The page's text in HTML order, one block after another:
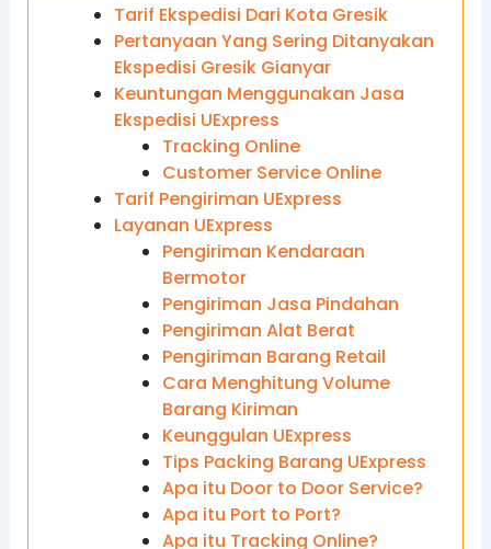
Tarif Ekspedisi Dari Kota Gresik
Pertanyaan Yang Sering Ditanyakan
Ekspedisi Gresik Gianyar
Keuntungan Menggunakan Jasa
Ekspedisi UExpress
Tracking Online
Customer Service Online
Tarif Pengiriman UExpress
Layanan UExpress
Pengiriman Kendaraan
Bermotor
Pengiriman Jasa Pindahan
Pengiriman Alat Berat
Pengiriman Barang Retail
Cara Menghitung Volume
Barang Kiriman
Keunggulan UExpress
Tips Packing Barang UExpress
Apa itu Door to Door Service?
Apa itu Port to Port?
Apa itu Tracking Online?